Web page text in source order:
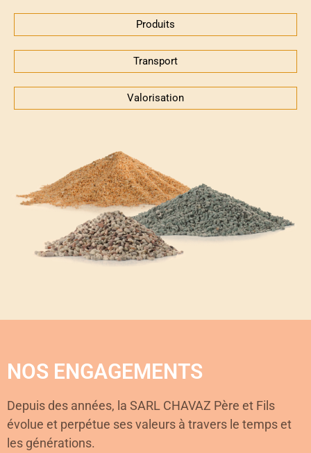
Produits
Transport
Valorisation
NOS ENGAGEMENTS
Depuis des années, la SARL CHAVAZ Père et Fils
évolue et perpétue ses valeurs à travers le temps et
les générations.